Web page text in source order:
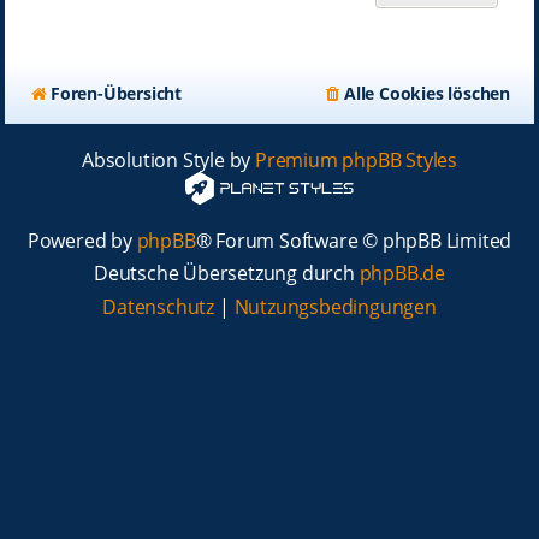
Foren-Übersicht Alle Cookies löschen
Absolution Style by Premium phpBB Styles
Powered by phpBB® Forum Software © phpBB Limited
Deutsche Übersetzung durch phpBB.de
Datenschutz | Nutzungsbedingungen